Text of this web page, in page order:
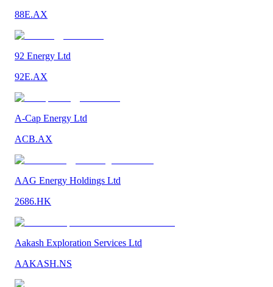
88E.AX
92 Energy Ltd
92E.AX
A-Cap Energy Ltd
ACB.AX
AAG Energy Holdings Ltd
2686.HK
Aakash Exploration Services Ltd
AAKASH.NS